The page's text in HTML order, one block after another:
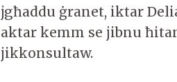
jgħaddu ġranet, iktar
aktar kemm se jibnu
jikkonsultaw.